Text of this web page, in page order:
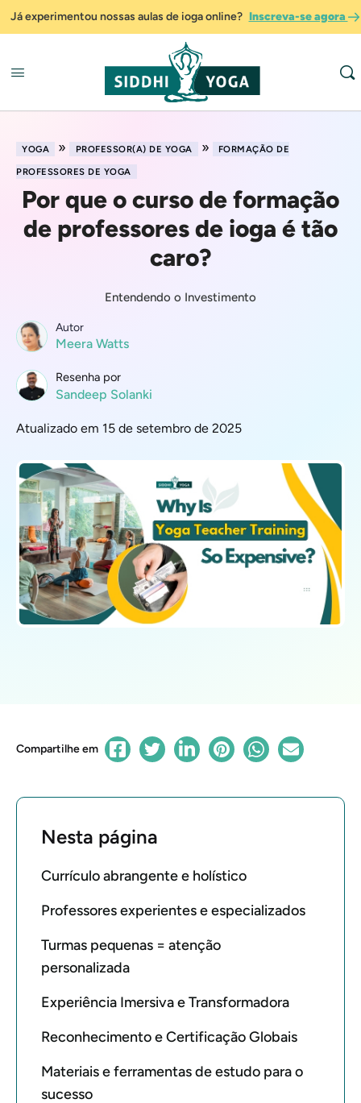
Já experimentou nossas aulas de ioga online? Inscreva-se agora
YOGA » PROFESSOR(A) DE YOGA »
FORMAÇÃO DE
PROFESSORES DE YOGA
Por que o curso de formação
de professores de ioga é tão
caro?
Entendendo o Investimento
Autor
Meera Watts
Resenha por
Sandeep Solanki
Atualizado em 15 de setembro de 2025
Compartilhe em
Nesta página
Currículo abrangente e holístico
Professores experientes e especializados
Turmas pequenas = atenção
personalizada
Experiência Imersiva e Transformadora
Reconhecimento e Certificação Globais
Materiais e ferramentas de estudo para o
sucesso